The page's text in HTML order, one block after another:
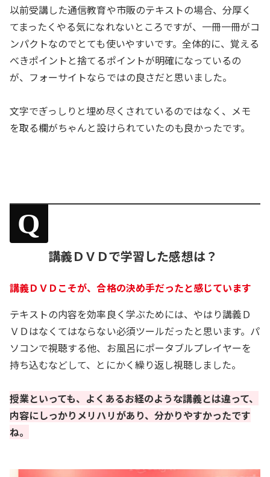
以前受講した通信教育や市販のテキストの場合、分厚く
てまったくやる気になれないところですが、一冊一冊がコ
ンパクトなのでとても使いやすいです。全体的に、覚える
べきポイントと捨てるポイントが明確になっているの
が、フォーサイトならではの良さだと思いました。
文字でぎっしりと埋め尽くされているのではなく、メモ
を取る欄がちゃんと設けられていたのも良かったです。
Q
講義ＤＶＤで学習した感想は？
講義ＤＶＤこそが、合格の決め手だったと感じています
テキストの内容を効率良く学ぶためには、やはり講義Ｄ
ＶＤはなくてはならない必須ツールだったと思います。パ
ソコンで視聴する他、お風呂にポータブルプレイヤーを
持ち込むなどして、とにかく繰り返し視聴しました。
授業といっても、よくあるお経のような講義とは違って、
内容にしっかりメリハリがあり、分かりやすかったです
ね。